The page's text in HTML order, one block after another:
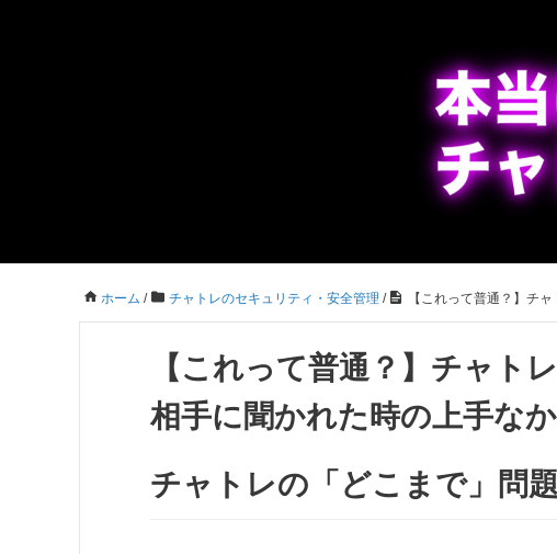
ホーム / チャトレのセキュリティ・安全管理 / 【これって普通？】チ
【これって普通？】チャト
相手に聞かれた時の上手な
チャトレの「どこまで」問